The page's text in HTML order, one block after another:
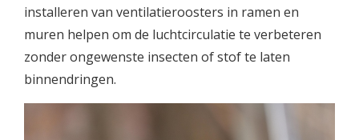
installeren van ventilatieroosters in ramen en
muren helpen om de luchtcirculatie te verbeteren
zonder ongewenste insecten of stof te laten
binnendringen.